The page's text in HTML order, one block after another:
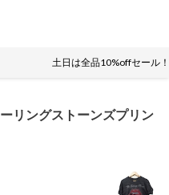
土日は全品10%offセール
リングストーンズプリン